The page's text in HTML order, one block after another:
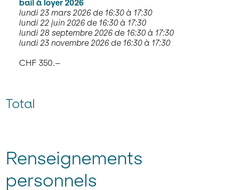
Membres CIN : 300.–
Non-membres : 350.–
bail à loyer 2026
lundi 23 mars 2026 de 16:30 à 17:30
lundi 22 juin 2026 de 16:30 à 17:30
lundi 28 septembre 2026 de 16:30 à 17:30
lundi 23 novembre 2026 de 16:30 à 17:30
CHF 350.–
Total
Renseignements
personnels